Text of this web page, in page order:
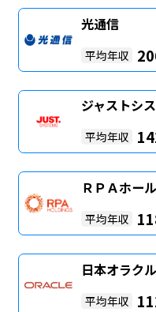
光通信
平均年収
ジャストシ
平均年収
ＲＰＡホー
平均年収
日本オラクル
平均年収